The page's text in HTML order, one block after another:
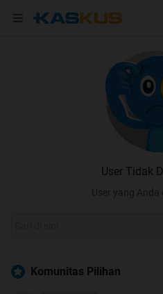
User Tidak
User yang Anda
Komunitas Pilihan